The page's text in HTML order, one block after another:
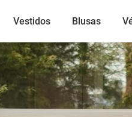
Vestidos Blusas